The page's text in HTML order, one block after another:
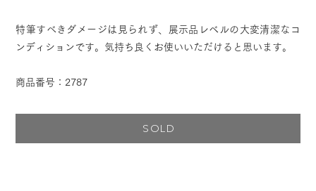
特筆すべきダメージは見られず、展示品レベルの大変清潔なコ
ンディションです。気持ち良くお使いいただけると思います。
商品番号：2787
SOLD